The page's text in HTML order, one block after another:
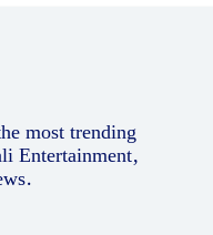
most trending
Entertainment,